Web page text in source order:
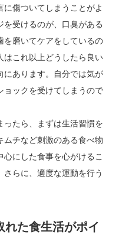
傷ついてしまうことがよ
を受けるのが、口臭がある
を磨いてケアをしているの
はこれ以上どうしたら良い
にあります。自分では気が
ョックを受けてしまうので
ったら、まずは生活習慣を
ムチなど刺激のある食べ物
にした食事を心がけるこ
らに、適度な運動を行う
れた食生活がポイ